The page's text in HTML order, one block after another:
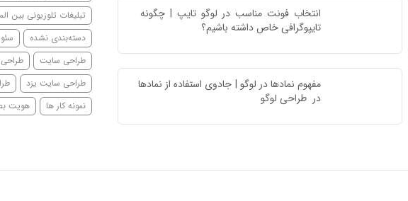
انتخاب فونت مناسب در لوگو تایپ | چگونه
تایپوگرافی خاص داشته باشیم؟
مفهوم نمادها در لوگو | جادوی استفاده از نمادها
در  طراحی لوگو
تبلیغات تلوزیونی بین
دسته‌بندی نشده
سئو
طراحی سایت
طراحی سایت یزد
نمونه کار ها
هویت